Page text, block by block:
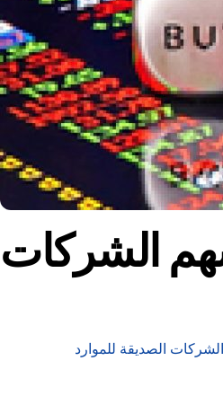
الشركات
الصديقة للموارد